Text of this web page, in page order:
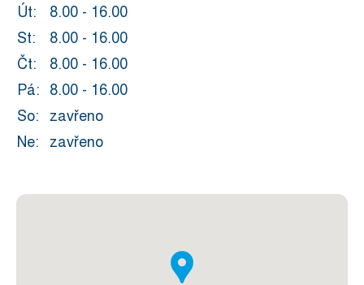
Út:
8.00 - 16.00
St:
8.00 - 16.00
Čt:
8.00 - 16.00
Pá: 8.00 - 16.00
So: zavřeno
Ne: zavřeno